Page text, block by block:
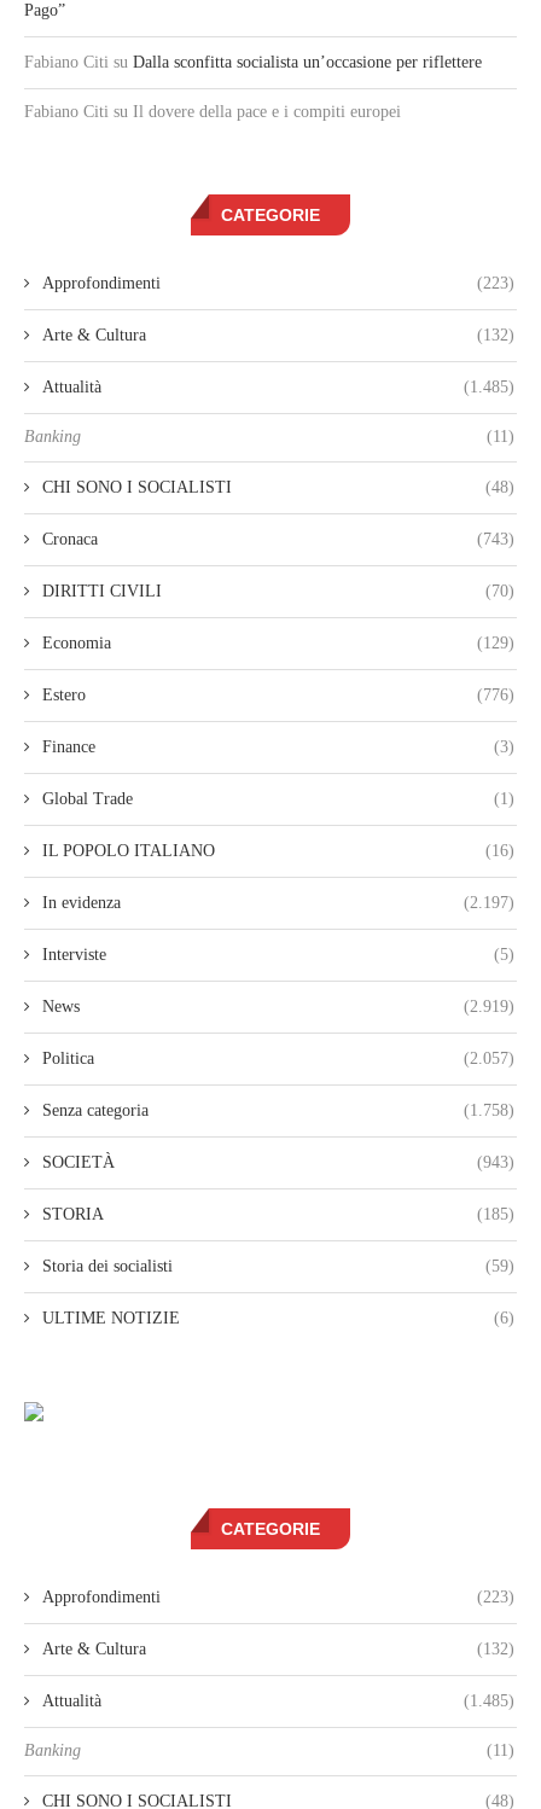
Pago”
Fabiano Citi su Dalla sconfitta socialista un’occasione per riflettere
Fabiano Citi su Il dovere della pace e i compiti europei
CATEGORIE
Approfondimenti (223)
Arte & Cultura (132)
Attualità (1.485)
Banking (11)
CHI SONO I SOCIALISTI (48)
Cronaca (743)
DIRITTI CIVILI (70)
Economia (129)
Estero (776)
Finance (3)
Global Trade (1)
IL POPOLO ITALIANO (16)
In evidenza (2.197)
Interviste (5)
News (2.919)
Politica (2.057)
Senza categoria (1.758)
SOCIETÀ (943)
STORIA (185)
Storia dei socialisti (59)
ULTIME NOTIZIE (6)
CATEGORIE
Approfondimenti (223)
Arte & Cultura (132)
Attualità (1.485)
Banking (11)
CHI SONO I SOCIALISTI (48)